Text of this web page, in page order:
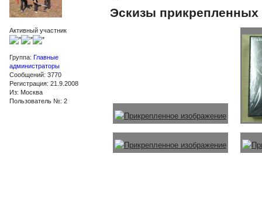
Активный участник
Группа: Главные
администраторы
Сообщений: 3770
Регистрация: 21.9.2008
Из: Москва
Пользователь №: 2
Эскизы прикрепленных